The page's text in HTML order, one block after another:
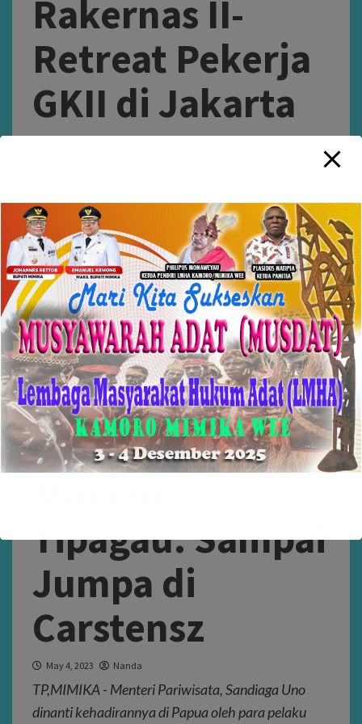
Rakernas II-
Retreat Pekerja
GKII di Jakarta
lewat serangkaian kegiatan yang diikutnya. Setelah
bertemu dengan...
NASIONAL PARIWISATA REGIONAL PAPUA
Menpar
Sandiaga Uno
Ketemu
Tipagau: Sampai
Jumpa di
Carstensz
May 4, 2023 Nanda
TP,MIMIKA - Menteri Pariwisata, Sandiaga Uno
dinanti kehadirannya di Papua oleh para pelaku